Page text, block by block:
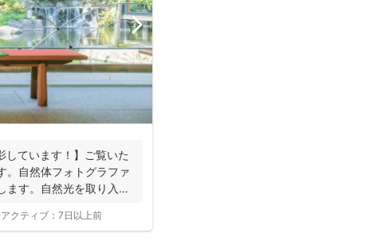
しています！】ご覧いた
。自然体フォトグラファ
ます。自然光を取り入れ
クティブ： 7日以上前